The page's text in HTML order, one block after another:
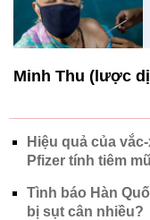
Minh Thu (lược
Hiệu quả của
Pfizer tính tiêm
Tình báo Hàn
bị sụt cân nhiều?